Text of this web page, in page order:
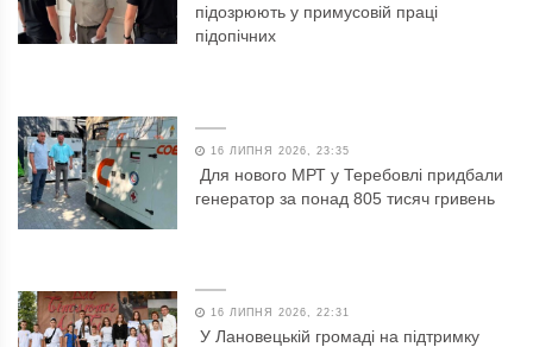
підозрюють у примусовій праці
підопічних
16 ЛИПНЯ 2026, 23:35
Для нового МРТ у Теребовлі придбали
генератор за понад 805 тисяч гривень
16 ЛИПНЯ 2026, 22:31
У Лановецькій громаді на підтримку